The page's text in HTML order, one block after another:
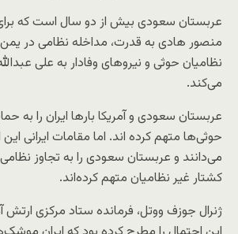
عربستان سعودی بیش از دو سال است که برای
منصور هادی به قدرت، مداخله نظامی در یمن
نظامیان حوثی و نیروهای وفادار به علی
می‌کند.
عربستان سعودی و آمریکا بارها ایران را به
حوثی‌ها متهم کرده اند. اما مقامات ایرانی
می‌دانند و عربستان سعودی را به تجاوز
کشتار غیر نظامیان متهم کرده‌اند.
ژنرال جوزف ووتل، فرمانده ستاد مرکزی